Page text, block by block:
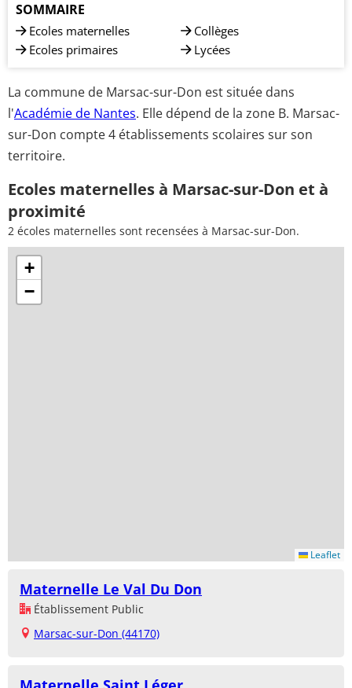
SOMMAIRE
Ecoles maternelles
Ecoles primaires
Collèges
Lycées
La commune de Marsac-sur-Don est située dans
l'Académie de Nantes. Elle dépend de la zone B. Marsac-
sur-Don compte 4 établissements scolaires sur son
territoire.
Ecoles maternelles à Marsac-sur-Don et à
proximité
2 écoles maternelles sont recensées à Marsac-sur-Don.
+
−
Leaflet
Maternelle Le Val Du Don
Établissement Public
Marsac-sur-Don (44170)